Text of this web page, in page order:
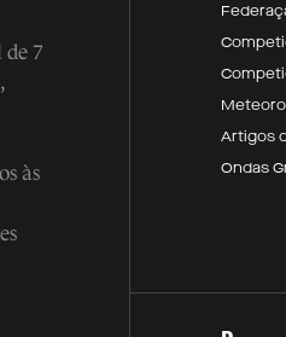
7
às
Artigos
Ondas